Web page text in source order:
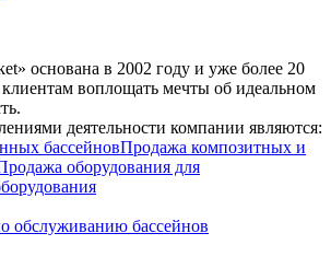
основана в 2002 году и уже более 20
воплощать мечты об идеальном
деятельности компании являются:
бассейновПродажа композитных и
оборудования для
обслуживанию бассейнов